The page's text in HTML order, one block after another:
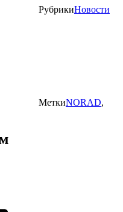
РубрикиНовости
МеткиNORAD,